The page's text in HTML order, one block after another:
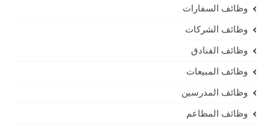
وظائف السفارات
وظائف الشركات
وظائف الفنادق
وظائف المبيعات
وظائف المدرسين
وظائف المطاعم